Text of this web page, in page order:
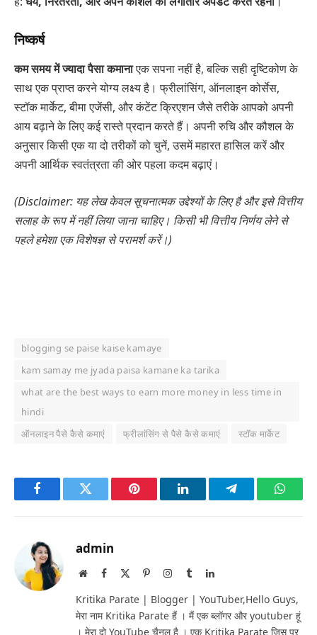
निष्कर्ष
कम समय में ज्यादा पैसा कमानाएक सपना नहीं है, बल्कि सही दृष्टिकोण के
साथ एक प्राप्त करने योग्य लक्ष्य है। फ्रीलांसिंग, ऑनलाइन कोर्सेस,
स्टॉक मार्केट, बीमा एजेंसी, और कंटेंट क्रिएशन जैसे तरीके आपको अपनी
आय बढ़ाने के लिए कई रास्ते प्रदान करते हैं। अपनी रुचि और कौशल के
अनुसार किसी एक या दो तरीकों को चुनें, उसमें महारत हासिल करें और
अपनी आर्थिक स्वतंत्रता की ओर पहला कदम बढ़ाएं।
(Disclaimer: यह लेख केवल सूचनात्मक उद्देश्यों के लिए है और इसे वित्तीय
सलाह के रूप में नहीं लिया जाना चाहिए। किसी भी वित्तीय निर्णय लेने से
पहले हमेशा एक विशेषज्ञ से परामर्श करें।)
blogging se paise kaise kamaye
kam samay me jyada paisa kamane ka tarika
what are the best ways to earn more money in less time in
hindi
ऑनलाइन पैसे कैसे कमाएं
फ्रीलांसिंग से पैसे कैसे कमाएं स्टॉक मार्केट
FacebookTwitter Pinterest LinkedInTelegram
admin
WebsiteFacebook PinterestInstagram
TumblrLinkedIn
Kritika Parate | Blogger | YouTuber,Hello Guys,
मेरा नाम Kritika Parate हैं । मैं एक ब्लॉगर और youtuber हूं
। मेरा दो YouTube चैनल है । एक Kritika Parate जिस पर